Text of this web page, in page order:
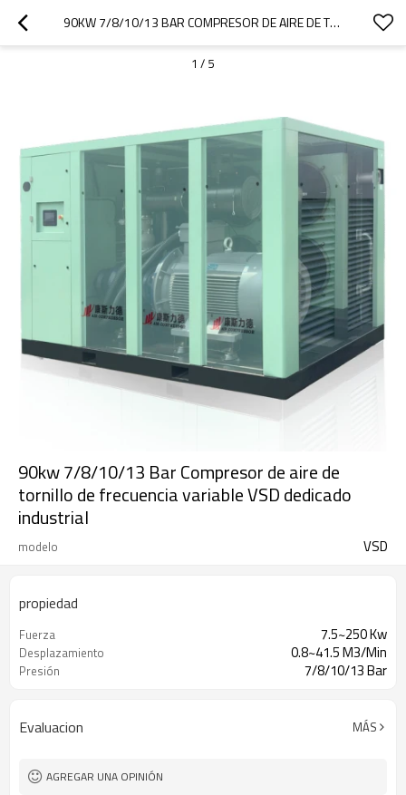
90KW 7/8/10/13 BAR COMPRESOR DE AIRE DE TORNILLO DE FRECUENCIA VARIABLE VSD DEDICADO INDUSTRIAL
1 / 5
90kw 7/8/10/13 Bar Compresor de aire de
tornillo de frecuencia variable VSD dedicado
industrial
modelo VSD
propiedad
Fuerza 7.5~250 Kw
Desplazamiento 0.8~41.5 M3/Min
Presión 7/8/10/13 Bar
Evaluacion MÁS
AGREGAR UNA OPINIÓN